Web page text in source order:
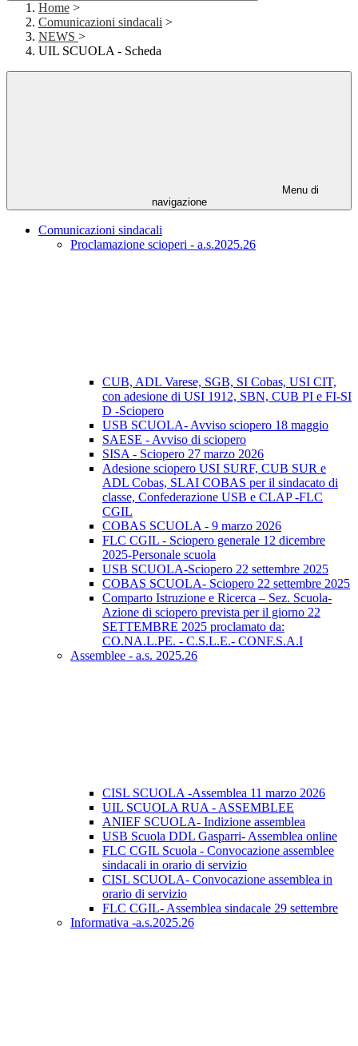
Home >
Comunicazioni sindacali >
NEWS >
UIL SCUOLA - Scheda
Menu di
navigazione
Comunicazioni sindacali
Proclamazione scioperi - a.s.2025.26
CUB, ADL Varese, SGB, SI Cobas, USI CIT,
con adesione di USI 1912, SBN, CUB PI e FI-SI
D -Sciopero
USB SCUOLA- Avviso sciopero 18 maggio
SAESE - Avviso di sciopero
SISA - Sciopero 27 marzo 2026
Adesione sciopero USI SURF, CUB SUR e
ADL Cobas, SLAI COBAS per il sindacato di
classe, Confederazione USB e CLAP -FLC
CGIL
COBAS SCUOLA - 9 marzo 2026
FLC CGIL - Sciopero generale 12 dicembre
2025-Personale scuola
USB SCUOLA-Sciopero 22 settembre 2025
COBAS SCUOLA- Sciopero 22 settembre 2025
Comparto Istruzione e Ricerca – Sez. Scuola-
Azione di sciopero prevista per il giorno 22
SETTEMBRE 2025 proclamato da:
CO.NA.L.PE. - C.S.L.E.- CONF.S.A.I
Assemblee - a.s. 2025.26
CISL SCUOLA -Assemblea 11 marzo 2026
UIL SCUOLA RUA - ASSEMBLEE
ANIEF SCUOLA- Indizione assemblea
USB Scuola DDL Gasparri- Assemblea online
FLC CGIL Scuola - Convocazione assemblee
sindacali in orario di servizio
CISL SCUOLA- Convocazione assemblea in
orario di servizio
FLC CGIL- Assemblea sindacale 29 settembre
Informativa -a.s.2025.26